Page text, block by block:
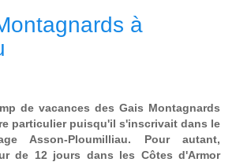
à
de vacances des Gais Montagnards
particulier puisqu'il s'inscrivait dans le
Asson-Ploumilliau. Pour autant,
de 12 jours dans les Côtes d'Armor